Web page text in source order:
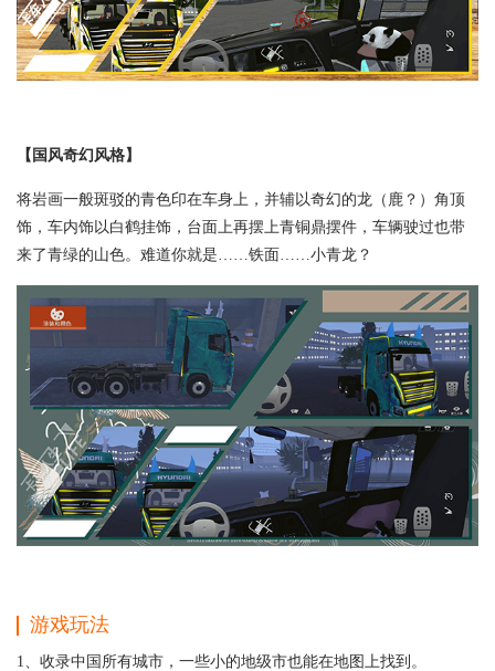
【国风奇幻风格】
将岩画一般斑驳的青色印在车身上，并辅以奇幻的龙（鹿？）角顶
饰，车内饰以白鹤挂饰，台面上再摆上青铜鼎摆件，车辆驶过也带
来了青绿的山色。难道你就是……铁面……小青龙？
游戏玩法
1、收录中国所有城市，一些小的地级市也能在地图上找到。